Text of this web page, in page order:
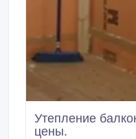
Утепление
цены.